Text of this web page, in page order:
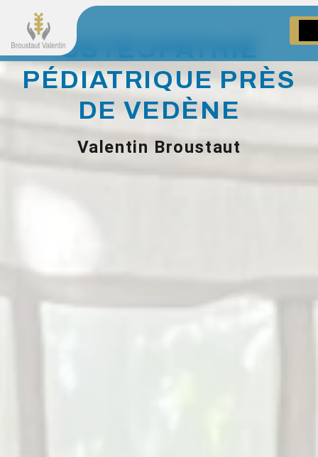
OSTÉOPATHIE
PÉDIATRIQUE PRÈS
DE VEDÈNE
Valentin Broustaut
Panneau de gestion des cookies